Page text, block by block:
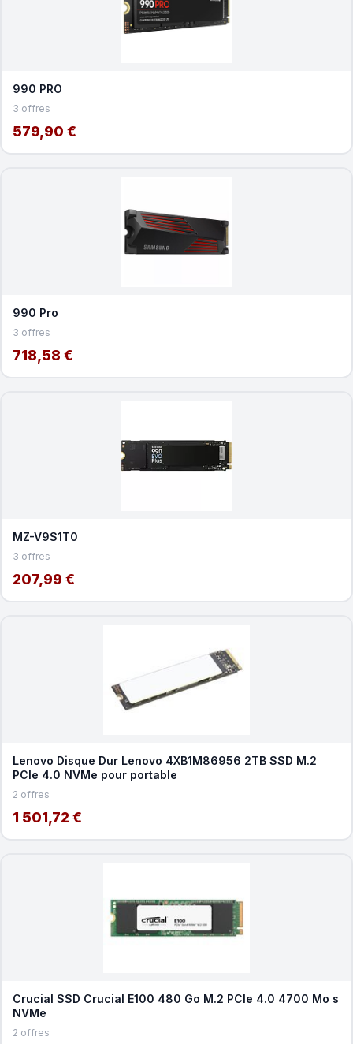
990 PRO
3 offres
579,90 €
990 Pro
3 offres
718,58 €
MZ-V9S1T0
3 offres
207,99 €
Lenovo Disque Dur Lenovo 4XB1M86956 2TB SSD M.2
PCIe 4.0 NVMe pour portable
2 offres
1 501,72 €
Crucial SSD Crucial E100 480 Go M.2 PCIe 4.0 4700 Mo s
NVMe
2 offres